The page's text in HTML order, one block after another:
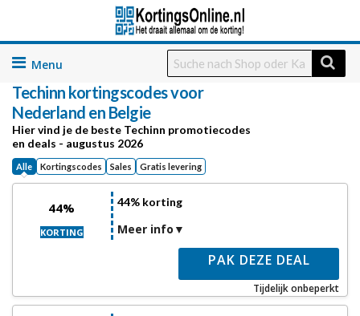
Skip
content
Techinn kortingscodes voor
Nederland en Belgie
Hier vind je de beste Techinn promotiecodes
en deals - augustus 2026
Alle Kortingscodes Sales Gratis levering
44%
KORTING
44% korting
Meer info
PAK DEZE DEAL
Tijdelijk onbeperkt